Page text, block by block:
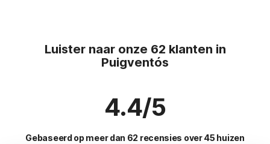
Luister naar onze 62 klanten in
Puigventós
4.4/5
Gebaseerd op meer dan 62 recensies over 45 huizen